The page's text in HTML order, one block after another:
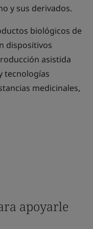
y sus derivados.
biológicos de
dispositivos
asistida
tecnologías
medicinales,
apoyarle